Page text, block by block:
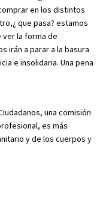
en los distintos
que pasa? estamos
ver la forma de
irán a parar a la basura
e insolidaria. Una pena
una comisión
es más
y de los cuerpos y